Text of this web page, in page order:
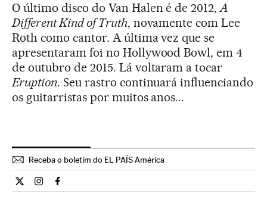
O último disco do Van Halen é de 2012,A
Different Kind of Truth, novamente com Lee
Roth como cantor. A última vez que se
apresentaram foi no Hollywood Bowl, em 4
de outubro de 2015. Lá voltaram a tocar
Eruption. Seu rastro continuará influenciando
os guitarristas por muitos anos...
Receba o boletim do EL PAÍS América
Cultura El País Brasil en Twitter
Cultura El País Brasil en Instagram
Cultura El País Brasil en Facebook